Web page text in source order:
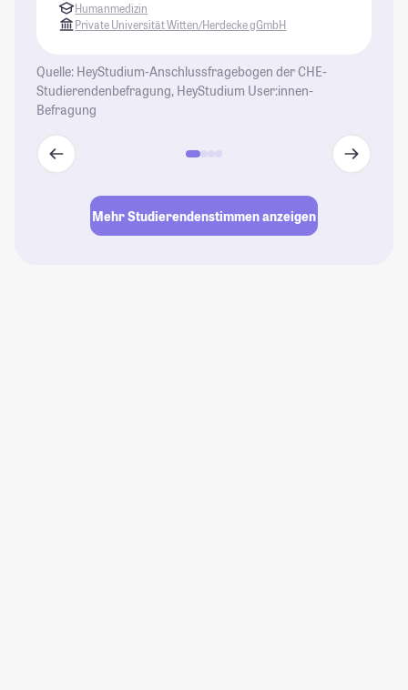
Humanmedizin
Private Universität Witten/Herdecke gGmbH
Quelle: HeyStudium-Anschlussfragebogen der CHE-
Studierendenbefragung, HeyStudium User:innen-
Befragung
Mehr Studierendenstimmen anzeigen